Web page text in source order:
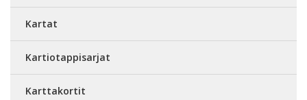
Kartat
Kartiotappisarjat
Karttakortit